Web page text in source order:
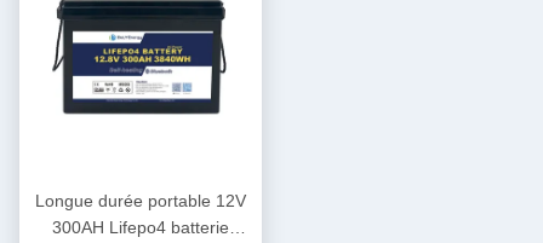
Longue durée portable 12V
300AH Lifepo4 batterie